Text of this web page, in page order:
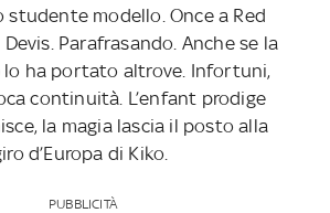
studente modello. Once a Red
Devis. Parafrasando. Anche se la
ha portato altrove. Infortuni,
continuità. L’enfant prodige
la magia lascia il posto alla
d’Europa di Kiko.
PUBBLICITÀ